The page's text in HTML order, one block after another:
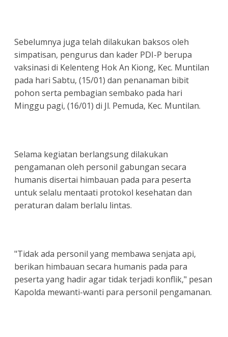
Sebelumnya juga telah dilakukan baksos oleh
simpatisan, pengurus dan kader PDI-P berupa
vaksinasi di Kelenteng Hok An Kiong, Kec. Muntilan
pada hari Sabtu, (15/01) dan penanaman bibit
pohon serta pembagian sembako pada hari
Minggu pagi, (16/01) di Jl. Pemuda, Kec. Muntilan.
Selama kegiatan berlangsung dilakukan
pengamanan oleh personil gabungan secara
humanis disertai himbauan pada para peserta
untuk selalu mentaati protokol kesehatan dan
peraturan dalam berlalu lintas.
"Tidak ada personil yang membawa senjata api,
berikan himbauan secara humanis pada para
peserta yang hadir agar tidak terjadi konflik," pesan
Kapolda mewanti-wanti para personil pengamanan.